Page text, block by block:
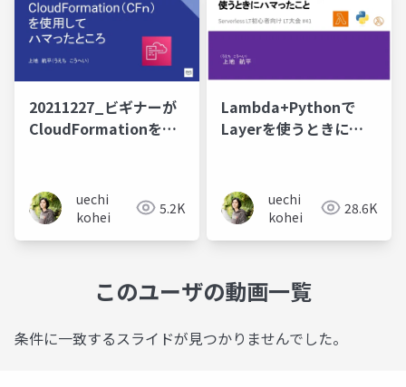
20211227_ビギナーが
CloudFormationを使
uechi
kohei
5.2K
Lambda+Pythonで
Layerを使うときにハ
uechi
kohei
28.6K
このユーザの動画一覧
条件に一致するスライドが見つかりませんでした。